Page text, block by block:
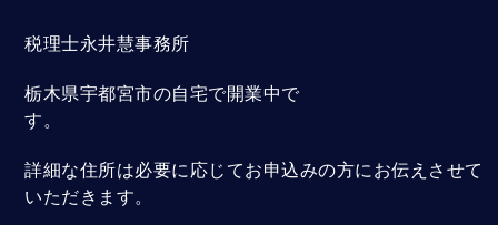
税理士永井慧事務所
栃木県宇都宮市の自宅で開業中で
す。
詳細な住所は必要に応じてお申込みの方にお伝えさせて
いただきます。